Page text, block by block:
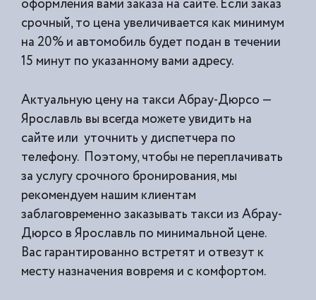
оформления вами заказа на сайте. Если заказ
срочный, то цена увеличивается как минимум
на 20% и автомобиль будет подан в течении
15 минут по указанному вами адресу.
Актуальную цену на такси Абрау-Дюрсо —
Ярославль вы всегда можете увидить на
сайте или уточнить у диспетчера по
телефону. Поэтому, чтобы не переплачивать
за услугу срочного бронирования, мы
рекомендуем нашим клиентам
заблаговременно заказывать такси изАбрау-
Дюрсо в Ярославль по минимальной цене.
Вас гарантированно встретят и отвезут к
месту назначения вовремя и с комфортом.